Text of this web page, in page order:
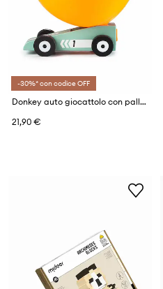
-30%* con codice OFF
Donkey auto giocattolo con palloncino Balloon Racer
21,90 €